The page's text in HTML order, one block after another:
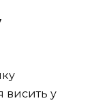
висить у